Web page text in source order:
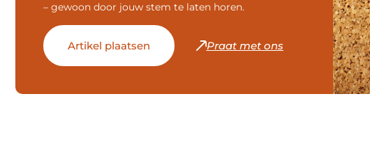
– gewoon door jouw stem te laten horen.
Artikel plaatsen Praat met ons